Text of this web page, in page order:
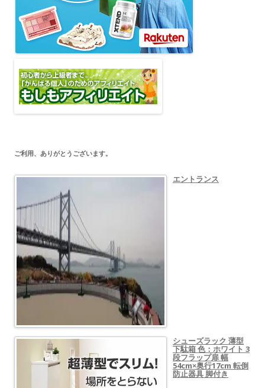
ご利用、ありがとうございます。
エントランス
シューズラック 薄型
下駄箱 色：ホワイト 3
段フラップ扉 幅
54cm×奥行17cm 転倒
防止器具 脚付き